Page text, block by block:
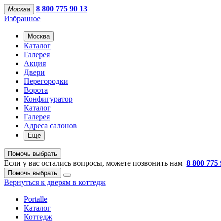
Москва
8 800 775 90 13
Избранное
Москва
Каталог
Галерея
Акция
Двери
Перегородки
Ворота
Конфигуратор
Каталог
Галерея
Адреса салонов
Еще
Помочь выбрать
Если у вас остались вопросы, можете позвонить нам 8 800 775
Помочь выбрать
Вернуться к дверям в коттедж
Portalle
Каталог
Коттедж